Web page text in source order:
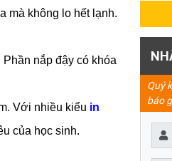
mà không lo hết lạnh.
nắp đậy có khóa
Với nhiều kiểu in
của học sinh.
Quý
báo